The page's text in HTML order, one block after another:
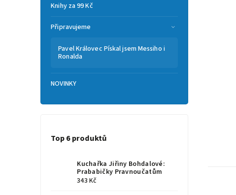
Knihy za 99 Kč
Připravujeme
Pavel Královec Pískal jsem Messiho i
Ronalda
NOVINKY
Top 6 produktů
Kuchařka Jiřiny Bohdalové:
Prababičky Pravnoučatům
343 Kč